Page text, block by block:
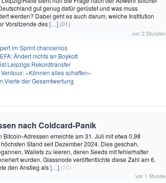
gut genug dafür gerüstet und was muss
werden? Dabei geht es auch darum, welche Institution
Vorsitzende des[…] (01)
vor 2 Stunden
im Sprint chancenlos
Ändert nichts an Boykott
Leipzigs Rekordtransfer
«Können alles schaffen»
Vierte der Gesamtwertung
nach Coldcard-Panik
Bitcoin-Adressen erreichte am 31. Juli mit etwa 0,98
Stand seit Dezember 2024. Dies geschah,
Wallets zu leeren, deren Seeds mit fehlerhafter
wurden. Glassnode veröffentlichte diese Zahl am 6.
den Anstieg als[…] (00)
vor 1 Stunde